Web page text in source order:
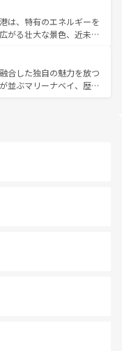
ナムコーヒーなどは、ぜ
訪れてもあたたかい人々
っと忘れられない旅にな
チェンマイなどの山岳地
ーケットやクラビの美し
ことができる。タイ料理
の季節にも異なる楽しみ
の人々、仏教を中心とし
、訪れる旅人を魅了し続
は、特有のエネルギーを
がる壮大な景色、近未来
。観光スポットが密集し
るのも魅力。息をのむよ
香港を存分に楽しみ尽く
合した独自の魅力を放つ
並ぶマリーナベイ、歴史
しめる外せないスポット